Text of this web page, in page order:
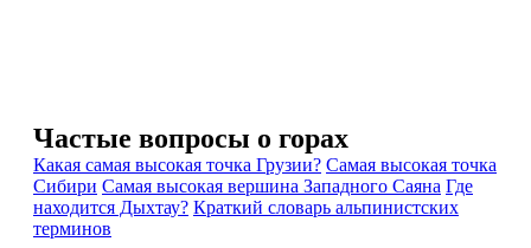
Частые вопросы о горах
Какая самая высокая точка Грузии? Самая высокая точка
Сибири Самая высокая вершина Западного Саяна Где
находится Дыхтау? Краткий словарь альпинистских
терминов